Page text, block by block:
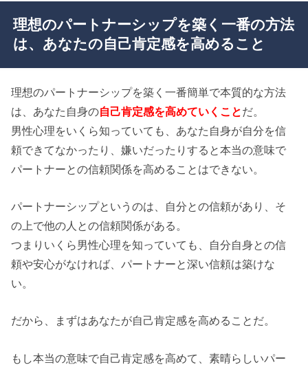
理想のパートナーシップを築く一番の方法
は、あなたの自己肯定感を高めること
理想のパートナーシップを築く一番簡単で本質的な方法
は、あなた自身の自己肯定感を高めていくことだ。
男性心理をいくら知っていても、あなた自身が自分を信
頼できてなかったり、嫌いだったりすると本当の意味で
パートナーとの信頼関係を高めることはできない。
パートナーシップというのは、自分との信頼があり、そ
の上で他の人との信頼関係がある。
つまりいくら男性心理を知っていても、自分自身との信
頼や安心がなければ、パートナーと深い信頼は築けな
い。
だから、まずはあなたが自己肯定感を高めることだ。
もし本当の意味で自己肯定感を高めて、素晴らしいパー